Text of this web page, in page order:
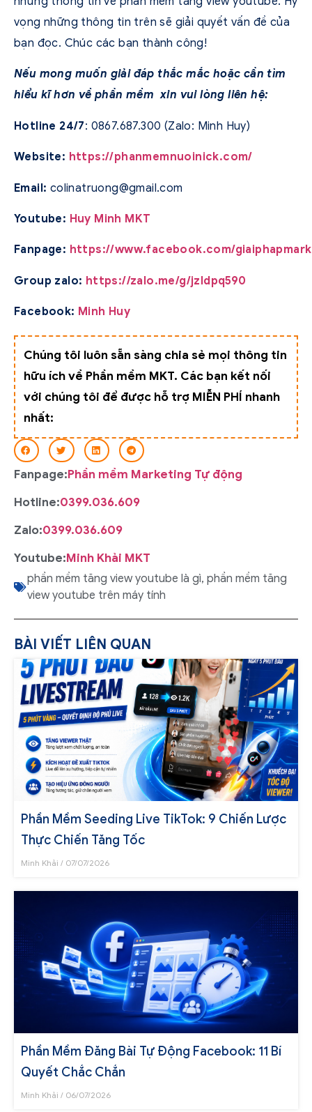
vọng những thông tin trên sẽ giải quyết vấn đề của
bạn đọc. Chúc các bạn thành công!
Nếu mong muốn giải đáp thắc mắc hoặc cần tìm
hiểu kĩ hơn về phần mềm xin vui lòng liên hệ:
Hotline 24/7: 0867.687.300 (Zalo: Minh Huy)
Website: https://phanmemnuoinick.com/
Email: colinatruong@gmail.com
Youtube: Huy Minh MKT
Fanpage: https://www.facebook.com/
Group zalo: https://zalo.me/g/jzldpq590
Facebook: Minh Huy
Chúng tôi luôn sẵn sàng chia sẻ mọi thông tin
hữu ích về Phần mềm MKT. Các bạn kết nối
với chúng tôi để được hỗ trợ MIỄN PHÍ nhanh
nhất:
Fanpage:Phần mềm Marketing Tự động
Hotline:0399.036.609
Zalo:0399.036.609
Youtube:Minh Khải MKT
phần mềm tăng view youtube là gì, phần mềm tăng
view youtube trên máy tính
BÀI VIẾT LIÊN QUAN
Phần Mềm Seeding Live TikTok: 9 Chiến Lược
Thực Chiến Tăng Tốc
Minh Khải 07/07/2026
Phần Mềm Đăng Bài Tự Động Facebook: 11 Bí
Quyết Chắc Chắn
Minh Khải 06/07/2026